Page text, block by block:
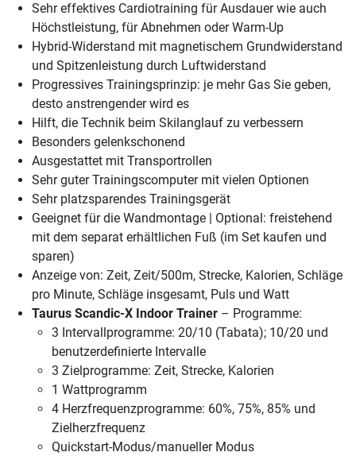
Sehr effektives Cardiotraining für Ausdauer wie auch
Höchstleistung, für Abnehmen oder Warm-Up
Hybrid-Widerstand mit magnetischem Grundwiderstand
und Spitzenleistung durch Luftwiderstand
Progressives Trainingsprinzip: je mehr Gas Sie geben,
desto anstrengender wird es
Hilft, die Technik beim Skilanglauf zu verbessern
Besonders gelenkschonend
Ausgestattet mit Transportrollen
Sehr guter Trainingscomputer mit vielen Optionen
Sehr platzsparendes Trainingsgerät
Geeignet für die Wandmontage | Optional: freistehend
mit dem separat erhältlichen Fuß (im Set kaufen und
sparen)
Anzeige von: Zeit, Zeit/500m, Strecke, Kalorien, Schläge
pro Minute, Schläge insgesamt, Puls und Watt
Taurus Scandic-X Indoor Trainer – Programme:
3 Intervallprogramme: 20/10 (Tabata); 10/20 und
benutzerdefinierte Intervalle
3 Zielprogramme: Zeit, Strecke, Kalorien
1 Wattprogramm
4 Herzfrequenzprogramme: 60%, 75%, 85% und
Zielherzfrequenz
Quickstart-Modus/manueller Modus